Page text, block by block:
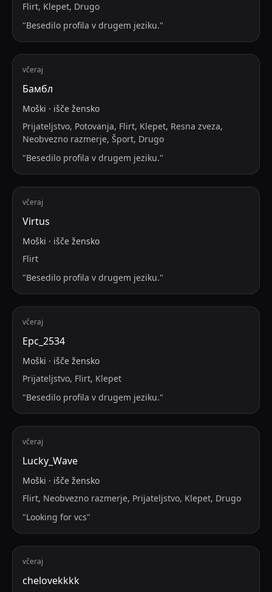
Flirt, Klepet, Drugo
"Besedilo profila v drugem jeziku."
včeraj
Бамбл
Moški · išče žensko
Prijateljstvo, Potovanja, Flirt, Klepet, Resna zveza,
Neobvezno razmerje, Šport, Drugo
"Besedilo profila v drugem jeziku."
včeraj
Virtus
Moški · išče žensko
Flirt
"Besedilo profila v drugem jeziku."
včeraj
Ерс_2534
Moški · išče žensko
Prijateljstvo, Flirt, Klepet
"Besedilo profila v drugem jeziku."
včeraj
Lucky_Wave
Moški · išče žensko
Flirt, Neobvezno razmerje, Prijateljstvo, Klepet, Drugo
"Looking for vcs"
včeraj
chelovekkkk